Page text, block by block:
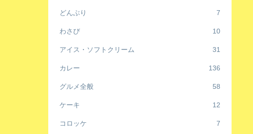
どんぶり 7
わさび 10
アイス・ソフトクリーム 31
カレー 136
グルメ全般 58
ケーキ 12
コロッケ 7